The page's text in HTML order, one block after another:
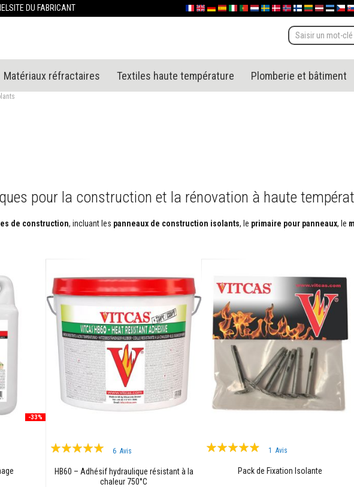
SITE DU FABRICANTAllez
au
Français
English (UK)
Deutschland
España
ItaliaPortugal
Nederland
Sverige
Danmark
NorgeSuomiLietuva
LatvijaEesti
Matériaux réfractaires Textiles haute température Plomberie et bâtiment
pour la construction et la rénovation à haute
de construction, incluant les panneaux de construction isolants, le primaire pour panneaux, le
-33%
Évaluation:
6 Avis
HB60 – Adhésif hydraulique résistant à la
chaleur 750°C
Évaluation:
1Avis
Pack de Fixation Isolante